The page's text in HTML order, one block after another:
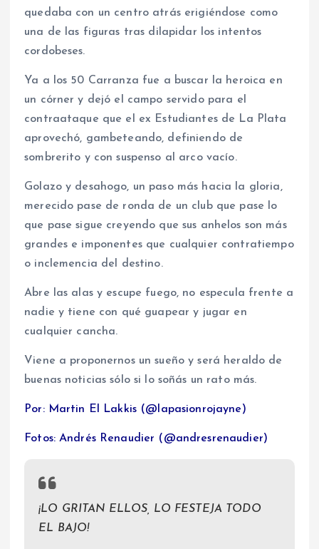
quedaba con un centro atrás erigiéndose como
una de las figuras tras dilapidar los intentos
cordobeses.
Ya a los 50 Carranza fue a buscar la heroica en
un córner y dejó el campo servido para el
contraataque que el ex Estudiantes de La Plata
aprovechó, gambeteando, definiendo de
sombrerito y con suspenso al arco vacío.
Golazo y desahogo, un paso más hacia la gloria,
merecido pase de ronda de un club que pase lo
que pase sigue creyendo que sus anhelos son más
grandes e imponentes que cualquier contratiempo
o inclemencia del destino.
Abre las alas y escupe fuego, no especula frente a
nadie y tiene con qué guapear y jugar en
cualquier cancha.
Viene a proponernos un sueño y será heraldo de
buenas noticias sólo si lo soñás un rato más.
Por: Martin El Lakkis (@lapasionrojayne)
Fotos: Andrés Renaudier (@andresrenaudier)
¡LO GRITAN ELLOS, LO FESTEJA TODO
EL BAJO!